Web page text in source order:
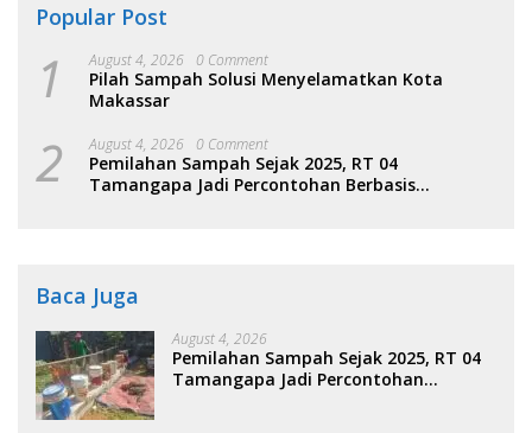
Popular Post
1 August 4, 2026 0 Comment
Pilah Sampah Solusi Menyelamatkan Kota
Makassar
2 August 4, 2026 0 Comment
Pemilahan Sampah Sejak 2025, RT 04
Tamangapa Jadi Percontohan Berbasis
Baca Juga
August 4, 2026
Pemilahan Sampah Sejak 2025, RT 04
Tamangapa Jadi Percontohan